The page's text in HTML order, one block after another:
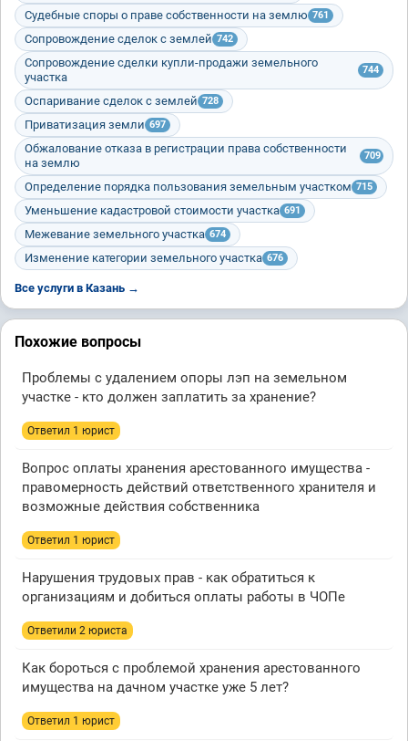
Судебные споры о праве собственности на землю 761
Сопровождение сделок с землей 742
Сопровождение сделки купли-продажи земельного
участка
744
Оспаривание сделок с землей 728
Приватизация земли 697
Обжалование отказа в регистрации права собственности
на землю
709
Определение порядка пользования земельным участком 715
Уменьшение кадастровой стоимости участка 691
Межевание земельного участка 674
Изменение категории земельного участка 676
Все услуги в Казань →
Похожие вопросы
Проблемы с удалением опоры лэп на земельном
участке - кто должен заплатить за хранение?
Ответил 1 юрист
Вопрос оплаты хранения арестованного имущества -
правомерность действий ответственного хранителя и
возможные действия собственника
Ответил 1 юрист
Нарушения трудовых прав - как обратиться к
организациям и добиться оплаты работы в ЧОПе
Ответили 2 юристa
Как бороться с проблемой хранения арестованного
имущества на дачном участке уже 5 лет?
Ответил 1 юрист